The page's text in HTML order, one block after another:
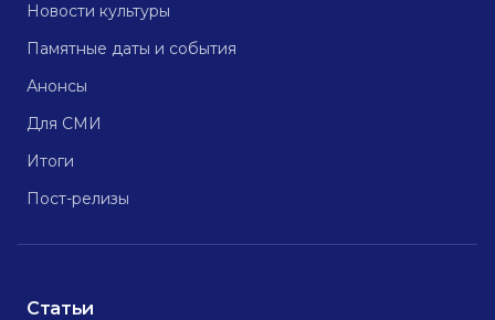
Новости культуры
Памятные даты и события
Анонсы
Для СМИ
Итоги
Пост-релизы
Статьи